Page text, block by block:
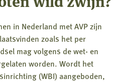
in Nederland met AVP zijn
zoals het per
mag volgens de wet- en
worden. Wordt het
(WBI) aangeboden,